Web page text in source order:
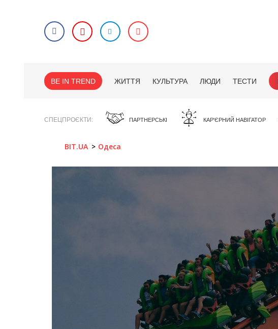
BE IN TREND ЖИТТЯ КУЛЬТУРА ЛЮДИ ТЕСТИ
СПЕЦПРОЄКТИ ПАРТНЕРСЬКІ КАР'ЄРНИЙ НАВІГАТОР
BIT.UA Одеса